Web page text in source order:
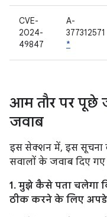
CVE-
2024-
49847
A-
377312571
*
आम तौर पर पूछे
जवाब
इस सेक्शन में, इस सूचना
सवालों के जवाब दिए गए
1. मुझे कैसे पता चलेगा
ठीक करने के लिए